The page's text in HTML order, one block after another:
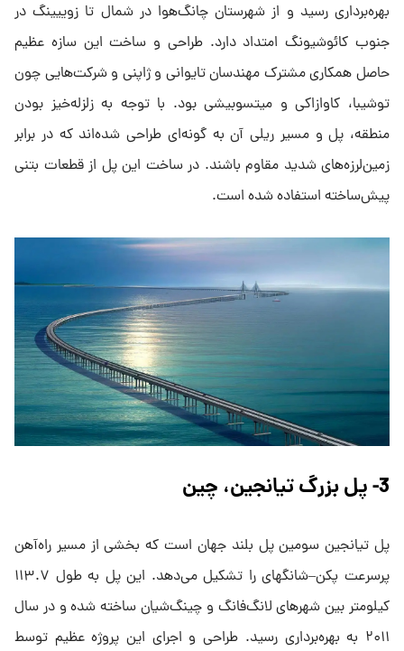
بهره‌برداری رسید و از شهرستان چانگ‌هوا در شمال تا زوییینگ در
جنوب کائوشیونگ امتداد دارد. طراحی و ساخت این سازه عظیم
حاصل همکاری مشترک مهندسان تایوانی و ژاپنی و شرکت‌هایی چون
توشیبا، کاوازاکی و میتسوبیشی بود. با توجه به زلزله‌خیز بودن
منطقه، پل و مسیر ریلی آن به گونه‌ای طراحی شده‌اند که در برابر
زمین‌لرزه‌های شدید مقاوم باشند. در ساخت این پل از قطعات بتنی
پیش‌ساخته استفاده شده است.
3- پل بزرگ تیانجین، چین
پل تیانجین سومین پل بلند جهان است که بخشی از مسیر راه‌آهن
پرسرعت پکن–شانگهای را تشکیل می‌دهد. این پل به طول ۱۱۳.۷
کیلومتر بین شهرهای لانگ‌فانگ و چینگ‌شیان ساخته شده و در سال
۲۰۱۱ به بهره‌برداری رسید. طراحی و اجرای این پروژه عظیم توسط